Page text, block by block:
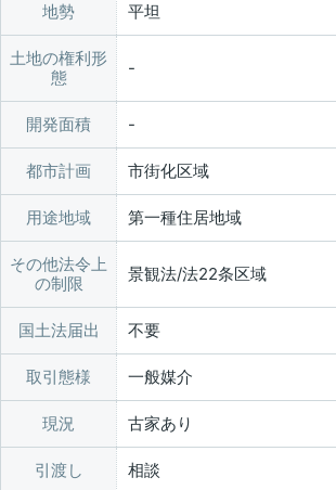
地勢 平坦
土地の権利形
態
開発面積
都市計画 市街化区域
用途地域 第一種住居地域
その他法令上
の制限
景観法/法22条区域
国土法届出 不要
取引態様 一般媒介
現況 古家あり
引渡し 相談